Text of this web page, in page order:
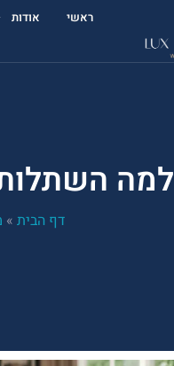
ראשי אודות
למה השתלות
דף הבית »